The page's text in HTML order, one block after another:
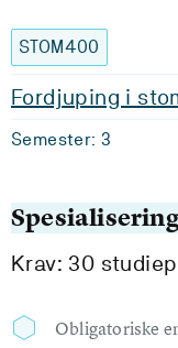
STOM400
Fordjuping i
Semester: 3
Krav: 30
Obligatoriske